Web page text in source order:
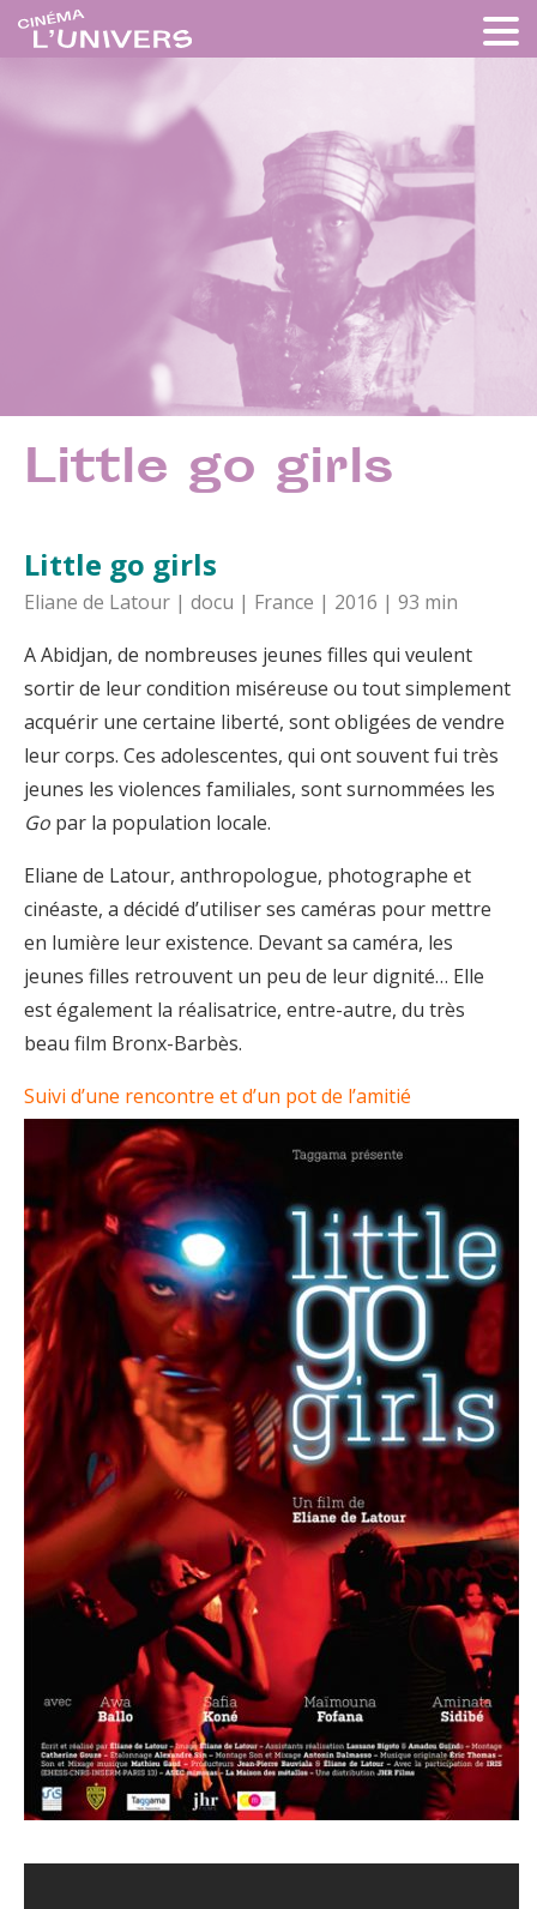
Little go girls
Little go girls
Eliane de Latour | docu | France | 2016 | 93 min
A Abidjan, de nombreuses jeunes filles qui veulent
sortir de leur condition miséreuse ou tout simplement
acquérir une certaine liberté, sont obligées de vendre
leur corps. Ces adolescentes, qui ont souvent fui très
jeunes les violences familiales, sont surnommées les
Go par la population locale.
Eliane de Latour, anthropologue, photographe et
cinéaste, a décidé d’utiliser ses caméras pour mettre
en lumière leur existence. Devant sa caméra, les
jeunes filles retrouvent un peu de leur dignité… Elle
est également la réalisatrice, entre-autre, du très
beau film Bronx-Barbès.
Suivi d’une rencontre et d’un pot de l’amitié